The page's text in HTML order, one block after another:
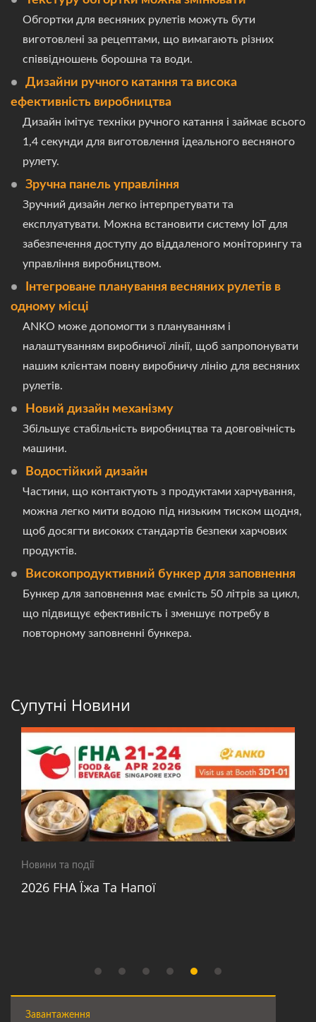
Обгортки для весняних рулетів можуть бути
виготовлені за рецептами, що вимагають різних
співвідношень борошна та води.
Дизайни ручного катання та висока
ефективність виробництва
Дизайн імітує техніки ручного катання і займає всього
1,4 секунди для виготовлення ідеального весняного
рулету.
Зручна панель управління
Зручний дизайн легко інтерпретувати та
експлуатувати. Можна встановити систему IoT для
забезпечення доступу до віддаленого моніторингу та
управління виробництвом.
Інтегроване планування весняних рулетів в
одному місці
ANKO може допомогти з плануванням і
налаштуванням виробничої лінії, щоб запропонувати
нашим клієнтам повну виробничу лінію для весняних
рулетів.
Новий дизайн механізму
Збільшує стабільність виробництва та довговічність
машини.
Водостійкий дизайн
Частини, що контактують з продуктами харчування,
можна легко мити водою під низьким тиском щодня,
щоб досягти високих стандартів безпеки харчових
продуктів.
Високопродуктивний бункер для заповнення
Бункер для заповнення має ємність 50 літрів за цикл,
що підвищує ефективність і зменшує потребу в
повторному заповненні бункера.
Супутні Новини
Новини та події
2026 FHA Їжа Та Напої
Завантаження